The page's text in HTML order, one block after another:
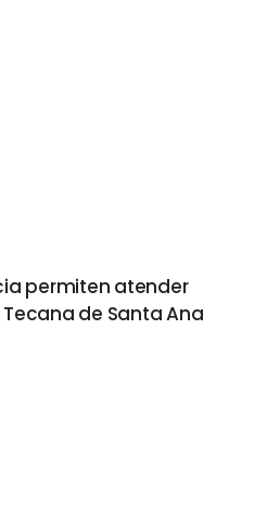
permiten atender
de Santa Ana